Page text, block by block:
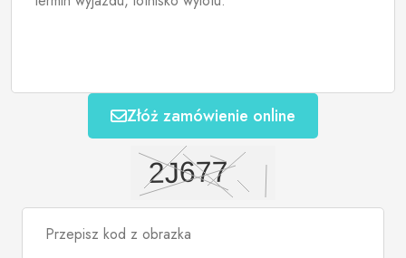
Złóż zamówienie online